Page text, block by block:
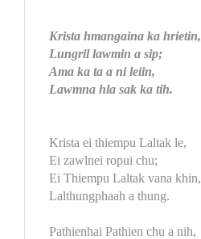
Krista hmangaina ka hrietin,
Lungril lawmin a sip;
Ama ka ta a ni leiin,
Lawmna hla sak ka tih.
Krista ei thiempu Laltak le,
Ei zawlnei ropui chu;
Ei Thiempu Laltak vana khin,
Lalthungphaah a thung.
Pathienhai Pathien chu a nih,